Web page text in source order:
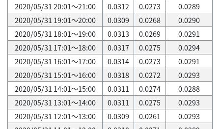
2020/05/31 20:01～21:00
0.0312 0.0273
0.0289
2020/05/31 19:01～20:00
0.0309 0.0268
0.0290
2020/05/31 18:01～19:00
0.0313 0.0269
0.0291
2020/05/31 17:01～18:00
0.0317 0.0275
0.0294
2020/05/31 16:01～17:00
0.0314 0.0273
0.0291
2020/05/31 15:01～16:00
0.0318 0.0272
0.0293
2020/05/31 14:01～15:00
0.0311 0.0274
0.0288
2020/05/31 13:01～14:00
0.0311 0.0275
0.0293
2020/05/31 12:01～13:00
0.0309 0.0261
0.0293